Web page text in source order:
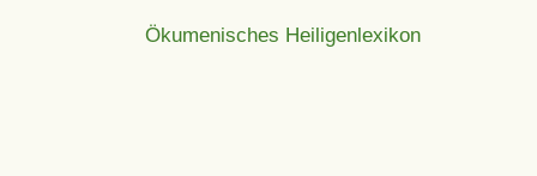
Ökumenisches Heiligenlexikon